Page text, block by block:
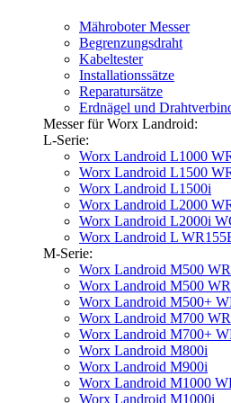
Mähroboter Messer
Begrenzungsdraht
Kabeltester
Installationssätze
Reparatursätze
Erdnägel und
Messer für Worx Landroid:
L-Serie:
Worx Landroid L1000
Worx Landroid L1500
Worx Landroid L1500i
Worx Landroid L2000
Worx Landroid L2000i
Worx Landroid L
M-Serie:
Worx Landroid M500
Worx Landroid M500
Worx Landroid M500+
Worx Landroid M700
Worx Landroid M700+
Worx Landroid M800i
Worx Landroid M900i
Worx Landroid M1000
Worx Landroid M1000i